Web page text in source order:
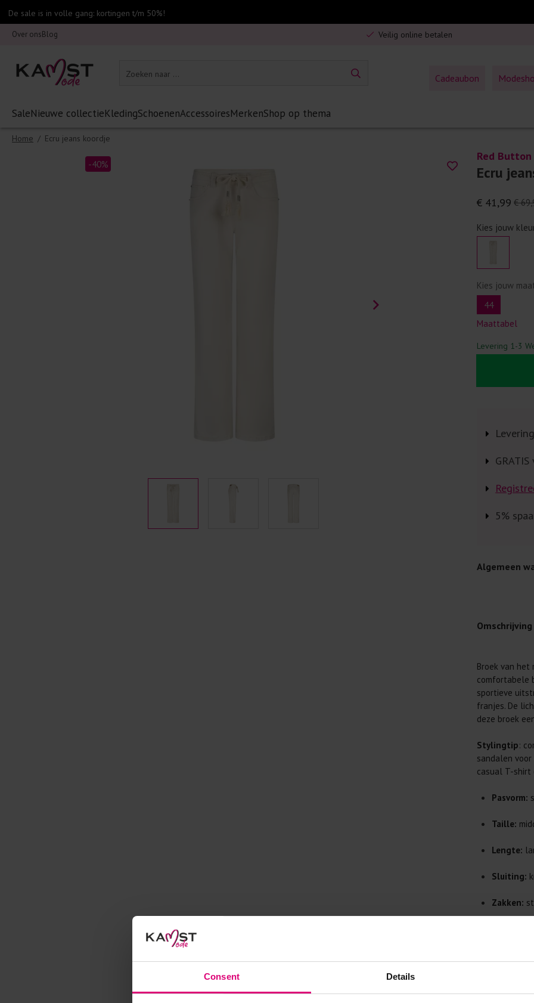
Consent Details
De sale is in volle gang: kortingen t/m 50%!
Over onsBlog
Veilig online betalen
Gratis verzending in Nederland vanaf €75,-
Cadeaubon
SaleNieuwe collectieKledingSchoenenAccessoiresMerkenShop op thema
Home / Ecru jeans koordje
-40%
Red Button
Ecru
€
€ 41,99
Kies jouw
Kies jouw
44
Maattabel
Levering 1-3
5%
Algemeen
Daarom
Lees altijd
Was
buitenkant.
Wees
genoeg.
Was zo
Doe de
Gebruik
artikelen
wasmiddel.
voorkomt
Was zo
Omschrijving
Broek van het
comfortabele
sportieve
franjes. De
deze broek
Stylingtip:
sandalen
casual T-shirt
Pasvorm:
Taille:
Lengte:
Sluiting:
Zakken: